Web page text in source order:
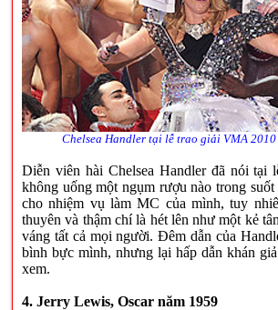
Chelsea Handler tại lễ trao giải VMA 2010
Diễn viên hài Chelsea Handler đã nói tại
không uống một ngụm rượu nào trong suốt
cho nhiệm vụ làm MC của mình, tuy
thuyên và thậm chí là hét lên như một kẻ
váng tất cả mọi người. Đêm dẫn của
bình bực mình, nhưng lại hấp dẫn khán
xem.
4. Jerry Lewis, Oscar năm 1959